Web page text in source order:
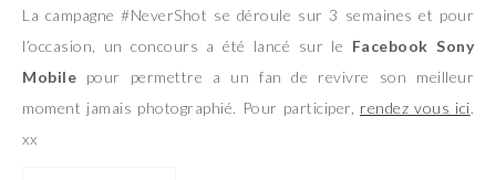
La campagne #NeverShot se déroule sur 3 semaines et pour
l’occasion, un concours a été lancé sur le Facebook Sony
Mobile pour permettre a un fan de revivre son meilleur
moment jamais photographié. Pour participer, rendez vous ici.
xx